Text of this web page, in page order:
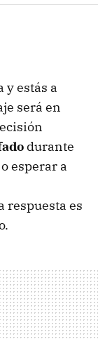
y estás a
será en
durante
esperar a
respuesta es